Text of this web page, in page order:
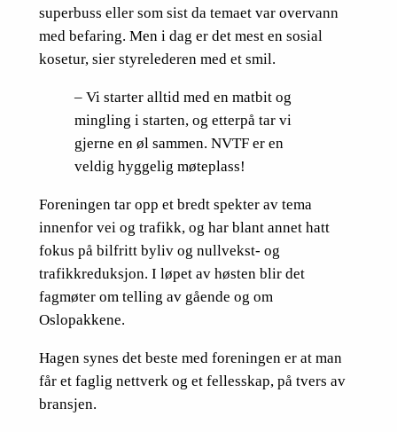
superbuss eller som sist da temaet var overvann
med befaring. Men i dag er det mest en sosial
kosetur, sier styrelederen med et smil.
– Vi starter alltid med en matbit og
mingling i starten, og etterpå tar vi
gjerne en øl sammen. NVTF er en
veldig hyggelig møteplass!
Foreningen tar opp et bredt spekter av tema
innenfor vei og trafikk, og har blant annet hatt
fokus på bilfritt byliv og nullvekst- og
trafikkreduksjon. I løpet av høsten blir det
fagmøter om telling av gående og om
Oslopakkene.
Hagen synes det beste med foreningen er at man
får et faglig nettverk og et fellesskap, på tvers av
bransjen.